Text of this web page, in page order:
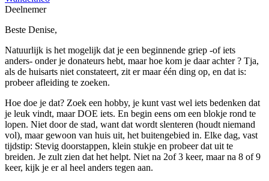
Deelnemer
Beste Denise,
Natuurlijk is het mogelijk dat je een beginnende griep -of iets
anders- onder je donateurs hebt, maar hoe kom je daar achter ? Tja,
als de huisarts niet constateert, zit er maar één ding op, en dat is:
probeer afleiding te zoeken.
Hoe doe je dat? Zoek een hobby, je kunt vast wel iets bedenken dat
je leuk vindt, maar DOE iets. En begin eens om een blokje rond te
lopen. Niet door de stad, want dat wordt slenteren (houdt niemand
vol), maar gewoon van huis uit, het buitengebied in. Elke dag, vast
tijdstip: Stevig doorstappen, klein stukje en probeer dat uit te
breiden. Je zult zien dat het helpt. Niet na 2of 3 keer, maar na 8 of 9
keer, kijk je er al heel anders tegen aan.